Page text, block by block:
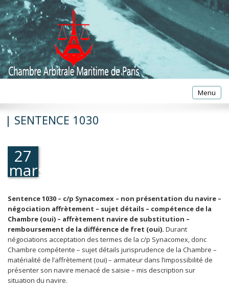
Toggle
Menu
| SENTENCE 1030
27
mars
2000
Sentence 1030 – c/p Synacomex – non présentation du navire –
négociation affrètement – sujet détails – compétence de la
Chambre (oui) – affrètement navire de substitution –
remboursement de la différence de fret (oui). Durant
négociations acceptation des termes de la c/p Synacomex, donc
Chambre compétente – sujet détails jurisprudence de la Chambre –
matérialité de l’affrètement (oui) – armateur dans l’impossibilité de
présenter son navire menacé de saisie – mis description sur
situation du navire.